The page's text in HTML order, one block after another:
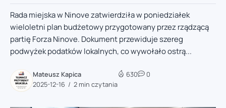
Rada miejska w Ninove zatwierdziła w poniedziałek
wieloletni plan budżetowy przygotowany przez rządzącą
partię Forza Ninove. Dokument przewiduje szereg
podwyżek podatków lokalnych, co wywołało ostrą...
Mateusz Kapica
2025-12-16
2 min czytania
630 0